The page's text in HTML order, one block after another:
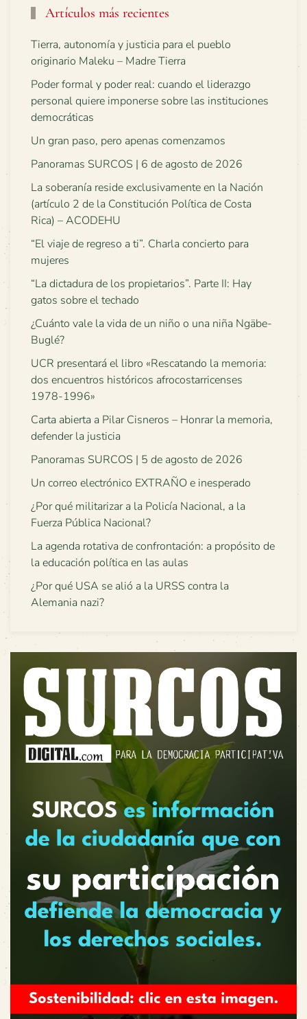
Artículos más recientes
Tierra, autonomía y justicia para el pueblo
originario Maleku – Madre Tierra
Poder formal y poder real: cuando el liderazgo
personal quiere imponerse sobre las instituciones
democráticas
Un gran paso, pero apenas comenzamos
Panoramas SURCOS | 6 de agosto de 2026
La soberanía reside exclusivamente en la Nación
(artículo 2 de la Constitución Política de Costa
Rica) – ACODEHU
“El viaje de regreso a ti”. Charla concierto para
mujeres
“La dictadura de los propietarios”. Parte II: Hay
gatos sobre el techado
¿Cuánto vale la vida de un niño o una niña Ngäbe-
Buglé?
UCR presentará el libro «Rescatando la memoria:
dos encuentros históricos afrocostarricenses
1978-1996»
Carta abierta a Pilar Cisneros – Honrar la memoria,
defender la justicia
Panoramas SURCOS | 5 de agosto de 2026
Un correo electrónico EXTRAÑO e inesperado
¿Por qué militarizar a la Policía Nacional, a la
Fuerza Pública Nacional?
La agenda rotativa de confrontación: a propósito de
la educación política en las aulas
¿Por qué USA se alió a la URSS contra la
Alemania nazi?